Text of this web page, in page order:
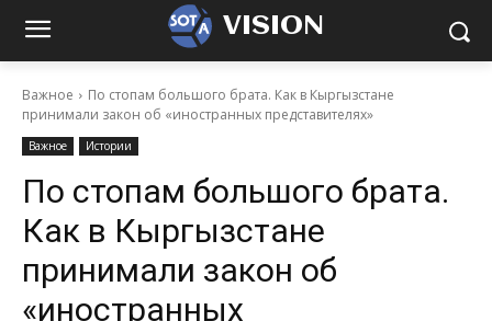
VISION
Важное
По стопам большого брата. Как в Кыргызстане
принимали закон об «иностранных представителях»
Важное Истории
По стопам большого брата.
Как в Кыргызстане
принимали закон об
«иностранных